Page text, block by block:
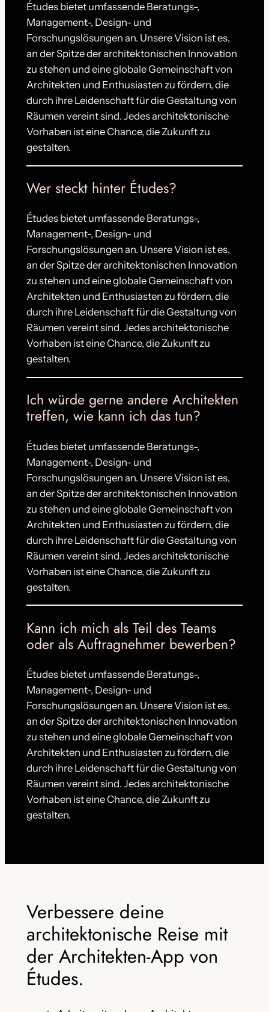
Études bietet umfassende Beratungs-,
Management-, Design- und
Forschungslösungen an. Unsere Vision ist es,
an der Spitze der architektonischen Innovation
zu stehen und eine globale Gemeinschaft von
Architekten und Enthusiasten zu fördern, die
durch ihre Leidenschaft für die Gestaltung von
Räumen vereint sind. Jedes architektonische
Vorhaben ist eine Chance, die Zukunft zu
gestalten.
Wer steckt hinter Études?
Études bietet umfassende Beratungs-,
Management-, Design- und
Forschungslösungen an. Unsere Vision ist es,
an der Spitze der architektonischen Innovation
zu stehen und eine globale Gemeinschaft von
Architekten und Enthusiasten zu fördern, die
durch ihre Leidenschaft für die Gestaltung von
Räumen vereint sind. Jedes architektonische
Vorhaben ist eine Chance, die Zukunft zu
gestalten.
Ich würde gerne andere Architekten
treffen, wie kann ich das tun?
Études bietet umfassende Beratungs-,
Management-, Design- und
Forschungslösungen an. Unsere Vision ist es,
an der Spitze der architektonischen Innovation
zu stehen und eine globale Gemeinschaft von
Architekten und Enthusiasten zu fördern, die
durch ihre Leidenschaft für die Gestaltung von
Räumen vereint sind. Jedes architektonische
Vorhaben ist eine Chance, die Zukunft zu
gestalten.
Kann ich mich als Teil des Teams
oder als Auftragnehmer bewerben?
Études bietet umfassende Beratungs-,
Management-, Design- und
Forschungslösungen an. Unsere Vision ist es,
an der Spitze der architektonischen Innovation
zu stehen und eine globale Gemeinschaft von
Architekten und Enthusiasten zu fördern, die
durch ihre Leidenschaft für die Gestaltung von
Räumen vereint sind. Jedes architektonische
Vorhaben ist eine Chance, die Zukunft zu
gestalten.
Verbessere deine
architektonische Reise mit
der Architekten-App von
Études.